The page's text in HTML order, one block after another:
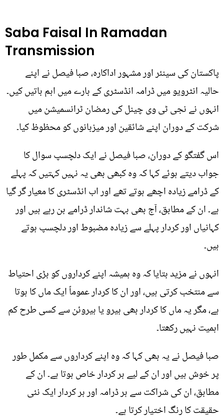
Saba Faisal In Ramadan
Transmission
پاکستان کی سینئر اور مشہور اداکارہ، صبا فیصل نے اپنے
حالیہ انٹرویو میں ڈرامہ انڈسٹری کے بارے میں اہم باتیں کیں۔
انہوں نے نجی ٹی وی چینل کی رمضان ٹرانسمیشن میں
شرکت کے دوران اپنے شائقین اور میزبانوں کو محظوظ کیا۔
اس گفتگو کے دوران، صبا فیصل نے ایک دلچسپ سوال کا
جواب دیتے ہوئے کہا کہ وہ کبھی بھی یہ نہیں کہتیں کہ پہلے
کے ڈرامے زیادہ اچھے ہوتے تھے اور اب انڈسٹری کا معیار گر گیا
ہے۔ ان کے مطابق، آج بھی بہت شاندار ڈرامے بن رہے ہیں اور
کہانیاں اور کردار پہلے سے زیادہ مضبوط اور دلچسپ ہوتے
ہیں۔
انہوں نے مزید بتایا کہ وہ ہمیشہ اپنے کرداروں کو بڑی احتیاط
سے منتخب کرتی ہیں، اور ان کا کردار عموماً ایک ماں کا ہوتا
ہے، مگر یہ ماں کا کردار بھی ہیرو یا ہیروئن سے کسی طرح کم
اہمیت نہیں رکھتا۔
صبا فیصل نے یہ بھی کہا کہ وہ اپنے کرداروں سے مکمل طور
پر خوش ہیں اور ان کے لیے ہر کردار خاص ہوتا ہے۔ ان کے
مطابق، ان کی شراکت سے ہر ڈرامہ اور ہر کردار ایک نئی
حقیقت کا رنگ اختیار کرتا ہے۔